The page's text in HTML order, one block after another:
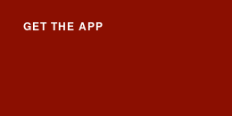
GET THE APP